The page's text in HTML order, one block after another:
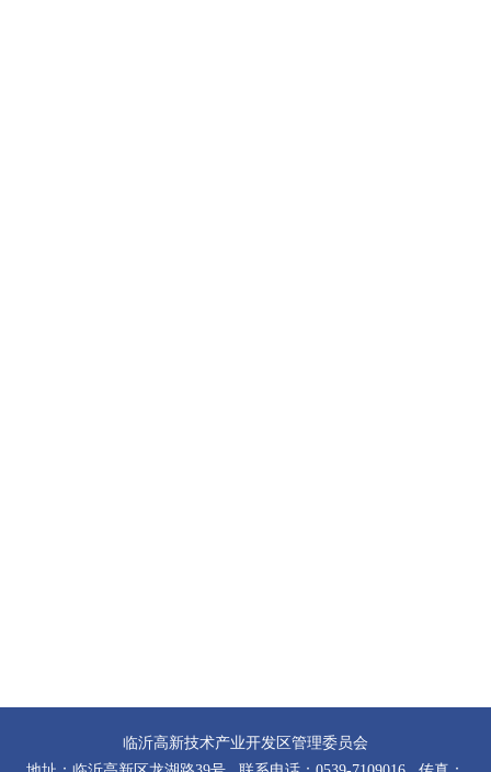
临沂高新技术产业开发区管理委员会